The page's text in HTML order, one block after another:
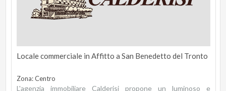
Locale commerciale in Affitto a San Benedetto del Tronto
Zona: Centro
L'agenzia immobiliare Calderisi propone un luminoso e